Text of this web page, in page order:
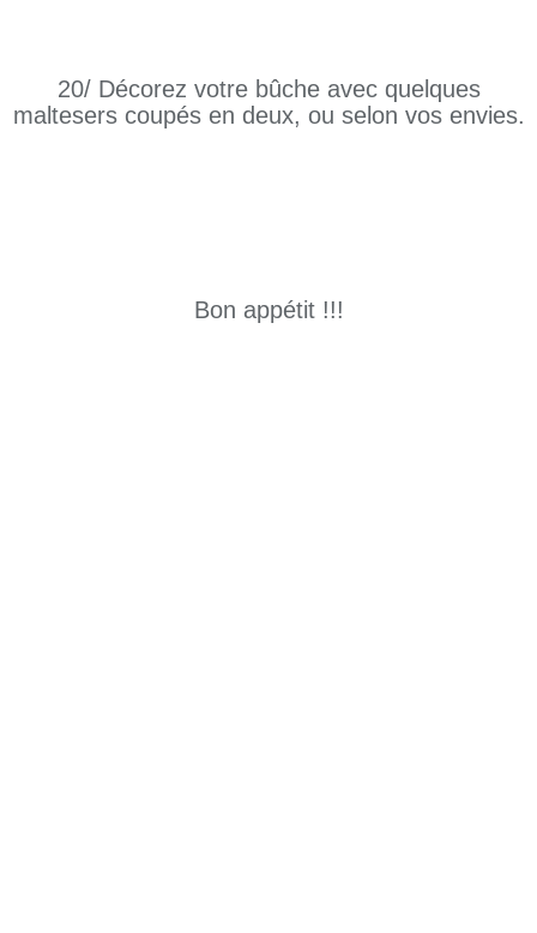
20/ Décorez votre bûche avec quelques
maltesers coupés en deux, ou selon vos envies.
Bon appétit !!!